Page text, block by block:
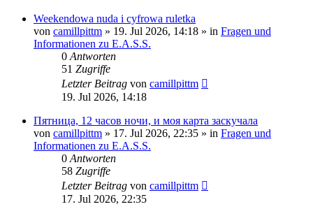
Weekendowa nuda i cyfrowa ruletka
von camillpittm » 19. Jul 2026, 14:18 » in Fragen und
Informationen zu E.A.S.S.
0Antworten
51 Zugriffe
Letzter Beitrag von camillpittm
19. Jul 2026, 14:18
Пятница, 12 часов ночи, и моя карта заскучала
von camillpittm » 17. Jul 2026, 22:35 » in Fragen und
Informationen zu E.A.S.S.
0Antworten
58 Zugriffe
Letzter Beitrag von camillpittm
17. Jul 2026, 22:35